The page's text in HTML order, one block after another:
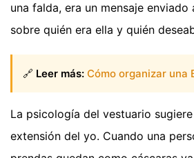
una falda, era un mensaje
sobre quién era ella y quién
🔗 Leer más: Cómo organizar una
La psicología del vestuario
extensión del yo. Cuando una